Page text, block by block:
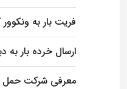
فریت بار به ونکوور
ارسال خرده بار به
معرفی شرکت حمل و